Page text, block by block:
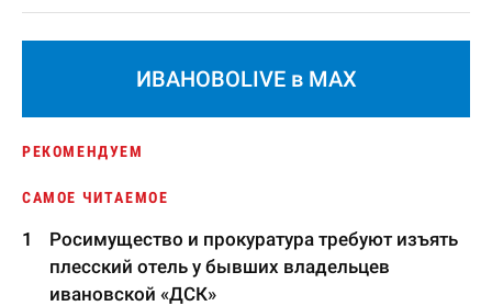
ИВАНОВОLIVE в MAX
РЕКОМЕНДУЕМ
САМОЕ ЧИТАЕМОЕ
Росимущество и прокуратура требуют изъять
плесский отель у бывших владельцев
ивановской «ДСК»